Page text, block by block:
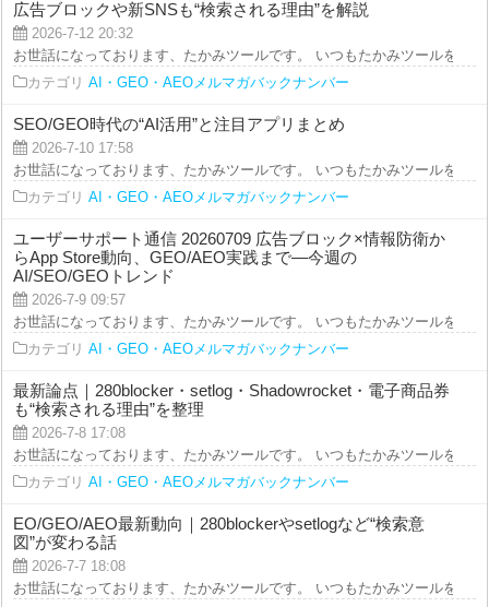
広告ブロックや新SNSも“検索される理由”を解説
2026-7-12 20:32
お世話になっております、たかみツールです。 いつもたかみツールをご
カテゴリ AI・GEO・AEOメルマガバックナンバー
SEO/GEO時代の“AI活用”と注目アプリまとめ
2026-7-10 17:58
お世話になっております、たかみツールです。 いつもたかみツールをご
カテゴリ AI・GEO・AEOメルマガバックナンバー
ユーザーサポート通信 20260709 広告ブロック×情報防衛か
らApp Store動向、GEO/AEO実践まで—今週の
AI/SEO/GEOトレンド
2026-7-9 09:57
お世話になっております、たかみツールです。 いつもたかみツールをご
カテゴリ AI・GEO・AEOメルマガバックナンバー
最新論点｜280blocker・setlog・Shadowrocket・電子商品券
も“検索される理由”を整理
2026-7-8 17:08
お世話になっております、たかみツールです。 いつもたかみツールをご
カテゴリ AI・GEO・AEOメルマガバックナンバー
EO/GEO/AEO最新動向｜280blockerやsetlogなど“検索意
図”が変わる話
2026-7-7 18:08
お世話になっております、たかみツールです。 いつもたかみツールをご